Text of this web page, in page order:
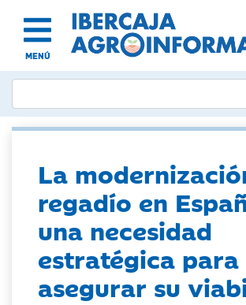
MENÚ
La
regadío en
una necesidad
estratégica para
asegurar su